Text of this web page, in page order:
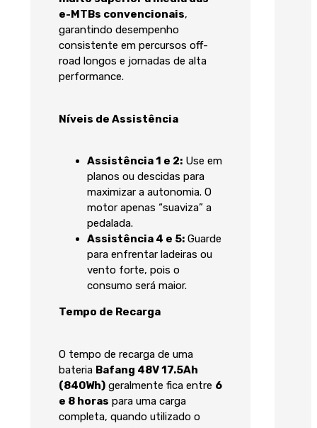
e-MTBs convencionais,
garantindo desempenho
consistente em percursos off-
road longos e jornadas de alta
performance.
Níveis de Assistência
Assistência 1 e 2:Use em
planos ou descidas para
maximizar a autonomia. O
motor apenas “suaviza” a
pedalada.
Assistência 4 e 5:Guarde
para enfrentar ladeiras ou
vento forte, pois o
consumo será maior.
Tempo de Recarga
O tempo de recarga de uma
bateria Bafang 48V 17.5Ah
(840Wh)geralmente fica entre 6
e 8 horas para uma carga
completa, quando utilizado o